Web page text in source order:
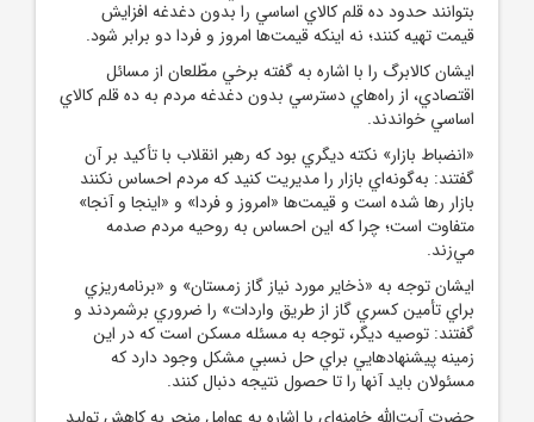
بتوانند حدود ده قلم کالاي اساسي را بدون دغدغه افزايش
قيمت تهيه کنند؛ نه اينکه قيمت‌ها امروز و فردا دو برابر شود.
ايشان کالابرگ را با اشاره به گفته برخي مطّلعان از مسائل
اقتصادي، از راه‌هاي دسترسي بدون دغدغه مردم به ده قلم کالاي
اساسي خواندند.
«انضباط بازار» نکته ديگري بود که رهبر انقلاب با تأکيد بر آن
گفتند: به‌گونه‌اي بازار را مديريت کنيد که مردم احساس نکنند
بازار رها شده است و قيمت‌ها «امروز و فردا» و «اينجا و آنجا»
متفاوت است؛ چرا که اين احساس به روحيه مردم صدمه
مي‌زند.
ايشان توجه به «ذخاير مورد نياز گاز زمستان» و «برنامه‌ريزي
براي تأمين کسري گاز از طريق واردات» را ضروري برشمردند و
گفتند: توصيه ديگر، توجه به مسئله مسکن است که در اين
زمينه پيشنهادهايي براي حل نسبي مشکل وجود دارد که
مسئولان بايد آنها را تا حصول نتيجه دنبال کنند.